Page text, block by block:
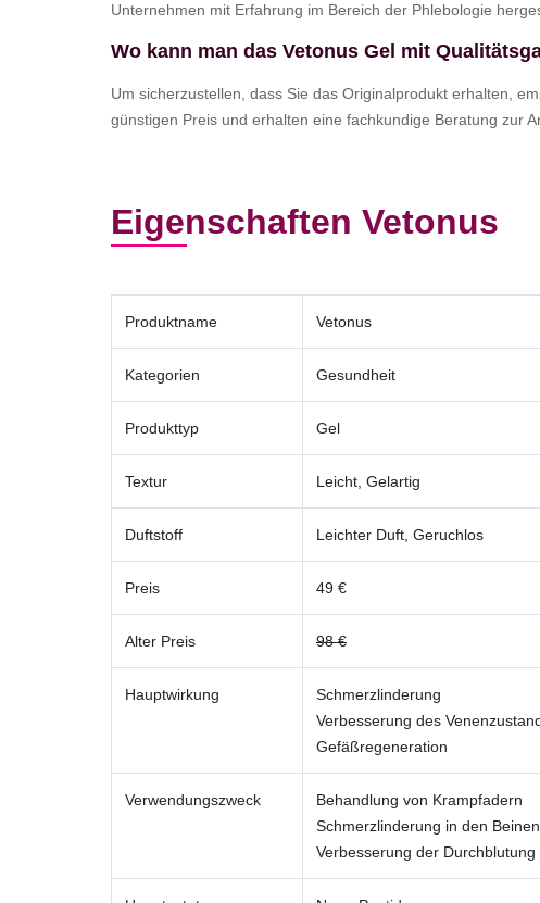
Unternehmen mit Erfahrung im Bereich der Phlebologie
Wo kann man das Vetonus Gel mit
Um sicherzustellen, dass Sie das Originalprodukt erhalten,
günstigen Preis und erhalten eine fachkundige Beratung zur
Eigenschaften Vetonus
Produktname Vetonus
Kategorien Gesundheit
Produkttyp Gel
Textur Leicht, Gelartig
Duftstoff Leichter Duft, Geruchlos
Preis 49 €
Alter Preis 98 €
Hauptwirkung
Schmerzlinderung
Verbesserung des
Gefäßregeneration
Verwendungszweck
Behandlung von Krampfadern
Schmerzlinderung in den Beinen
Verbesserung der Durchblutung